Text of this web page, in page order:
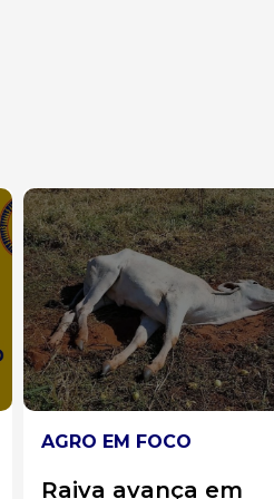
ESTRADAS
Pedágio ‘free flow’: